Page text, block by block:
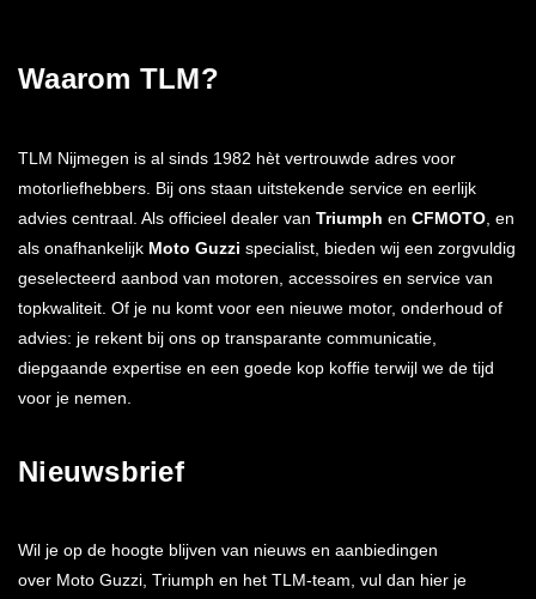
Waarom TLM?
TLM Nijmegen is al sinds 1982 hèt vertrouwde adres voor
motorliefhebbers. Bij ons staan uitstekende service en eerlijk
advies centraal. Als officieel dealer van Triumph en CFMOTO, en
als onafhankelijk Moto Guzzi specialist, bieden wij een zorgvuldig
geselecteerd aanbod van motoren, accessoires en service van
topkwaliteit. Of je nu komt voor een nieuwe motor, onderhoud of
advies: je rekent bij ons op transparante communicatie,
diepgaande expertise en een goede kop koffie terwijl we de tijd
voor je nemen.
Nieuwsbrief
Wil je op de hoogte blijven van nieuws en aanbiedingen
over Moto Guzzi, Triumph en het TLM-team, vul dan hier je